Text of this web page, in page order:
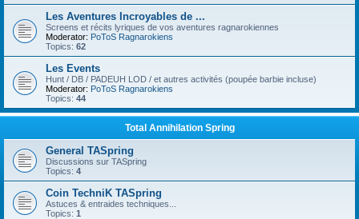
Les Aventures Incroyables de ...
Screens et récits lyriques de vos aventures ragnarokiennes
Moderator: PoToS Ragnarokiens
Topics: 62
Les Events
Hunt / DB / PADEUH LOD / et autres activités (poupée barbie incluse)
Moderator: PoToS Ragnarokiens
Topics: 44
Total Annihilation Spring
General TASpring
Discussions sur TASpring
Topics: 4
Coin TechniK TASpring
Astuces & entraides techniques...
Topics: 1